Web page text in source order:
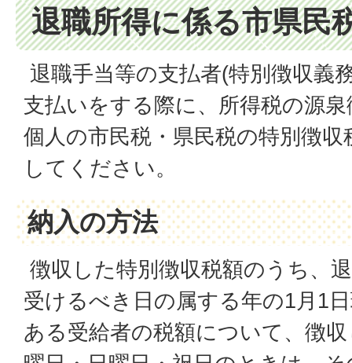
退職所得に係る市県民
退職手当等の支払者(特別徴収義
支払いをする際に、所得税の源
個人の市民税・県民税の特別徴
してください。
納入の方法
徴収した特別徴収税額のうち、
受けるべき日の属する年の1月1
ある受給者の税額について、徴